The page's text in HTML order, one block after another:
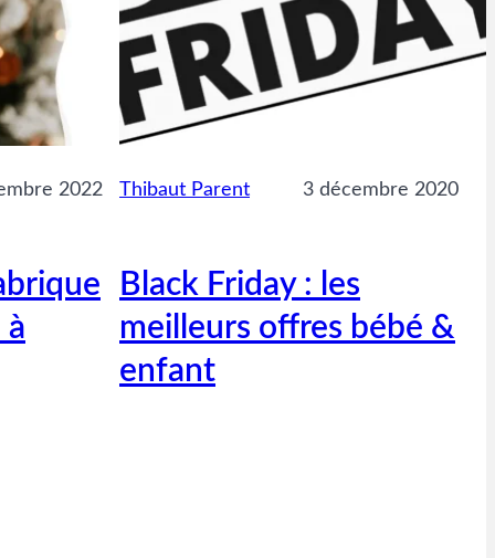
2022
à
Thibaut Parent 3 décembre 2020
Black Friday : les
meilleurs offres bébé &
enfant